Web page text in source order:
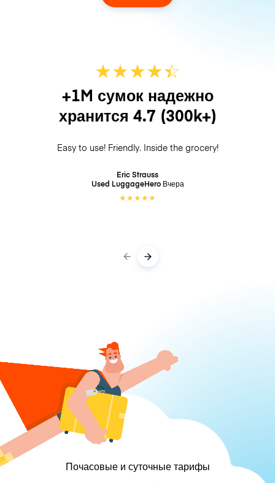
★★★★☆
★
+1M сумок надежно
хранится 4.7 (300k+)
Easy to use! Friendly. Inside the grocery!
Eric Strauss
Used LuggageHero Вчера
★★★★★
Почасовые и суточные тарифы